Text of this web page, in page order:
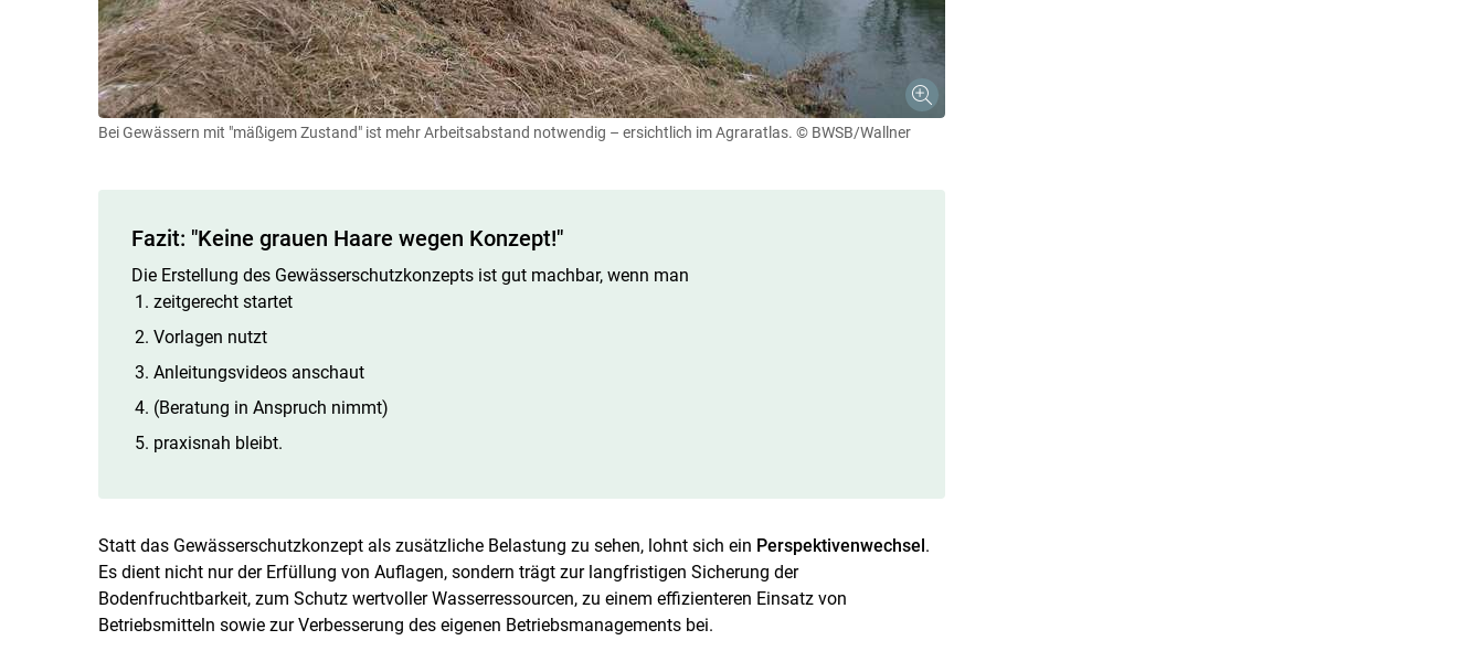
Bei Gewässern mit "mäßigem Zustand" ist mehr Arbeitsabstand notwendig – ersichtlich im Agraratlas. © BWSB/Wallner
Fazit: "Keine grauen Haare wegen Konzept!"
Die Erstellung des Gewässerschutzkonzepts ist gut machbar, wenn man
zeitgerecht startet
Vorlagen nutzt
Anleitungsvideos anschaut
(Beratung in Anspruch nimmt)
praxisnah bleibt.
Statt das Gewässerschutzkonzept als zusätzliche Belastung zu sehen, lohnt sich ein Perspektivenwechsel.
Es dient nicht nur der Erfüllung von Auflagen, sondern trägt zur langfristigen Sicherung der
Bodenfruchtbarkeit, zum Schutz wertvoller Wasserressourcen, zu einem effizienteren Einsatz von
Betriebsmitteln sowie zur Verbesserung des eigenen Betriebsmanagements bei.